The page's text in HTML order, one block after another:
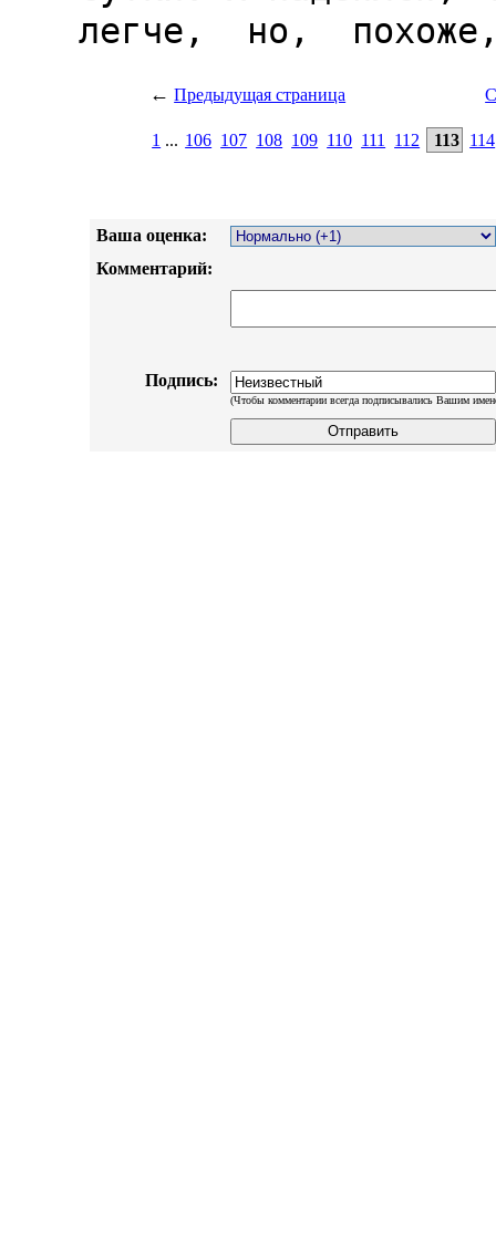
← Предыдущая страница
1 ... 106 107 108 109 110 111 112 113 114
Ваша оценка:
Комментарий:
Подпись:
(Чтобы комментарии всегда подписывались Вашим